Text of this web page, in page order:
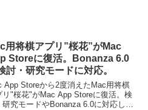
用将棋アプリ”桜花”がMac
Storeに復活。Bonanza 6.0
討・研究モードに対応。
App Storeから2度消えたMac用将棋
リ"桜花"がMac App Storeに復活。検
研究モードやBonanza 6.0に対応し形